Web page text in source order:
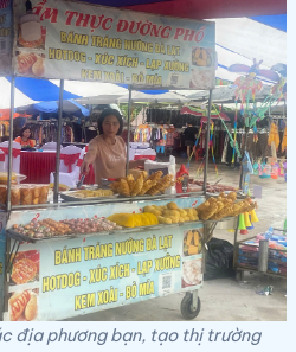
địa phương bạn, tạo thị trường